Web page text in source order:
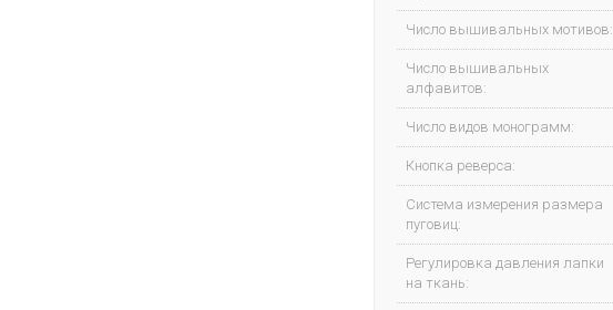
Число вышивальных мотивов:
Число вышивальных
алфавитов:
Число видов монограмм:
Кнопка реверса:
Система измерения размера
пуговиц:
Регулировка давления лапки
на ткань: